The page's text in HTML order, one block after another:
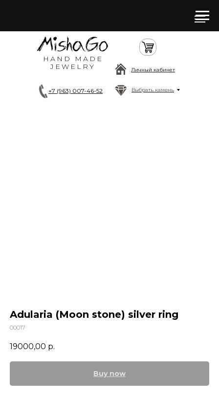
HAND MADE
JEWELRY
+7 (963) 007-46-52 Выбрать камень
Личный кабинет
Adularia (Moon stone) silver ring
00017
19000,00 р.
Buy now